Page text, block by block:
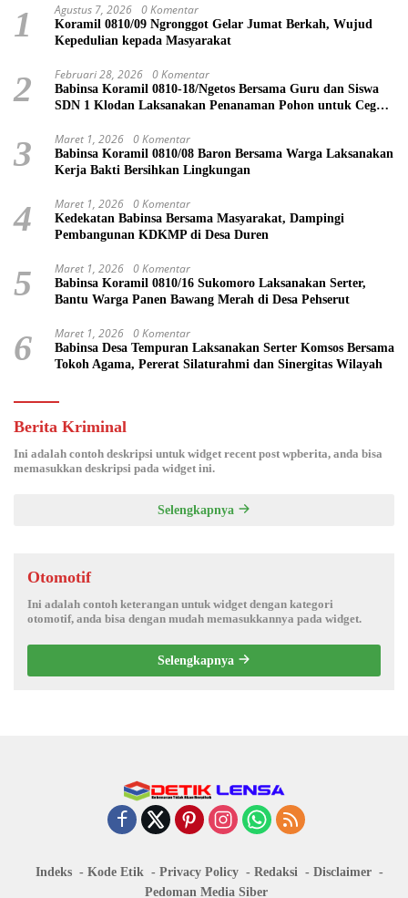
1 Agustus 7, 2026 0 Komentar
Koramil 0810/09 Ngronggot Gelar Jumat Berkah, Wujud
Kepedulian kepada Masyarakat
2 Februari 28, 2026 0 Komentar
Babinsa Koramil 0810-18/Ngetos Bersama Guru dan Siswa
SDN 1 Klodan Laksanakan Penanaman Pohon untuk Cegah
3 Maret 1, 2026 0 Komentar
Babinsa Koramil 0810/08 Baron Bersama Warga Laksanakan
Kerja Bakti Bersihkan Lingkungan
4 Maret 1, 2026 0 Komentar
Kedekatan Babinsa Bersama Masyarakat, Dampingi
Pembangunan KDKMP di Desa Duren
5 Maret 1, 2026 0 Komentar
Babinsa Koramil 0810/16 Sukomoro Laksanakan Serter,
Bantu Warga Panen Bawang Merah di Desa Pehserut
6 Maret 1, 2026 0 Komentar
Babinsa Desa Tempuran Laksanakan Serter Komsos Bersama
Tokoh Agama, Pererat Silaturahmi dan Sinergitas Wilayah
Berita Kriminal
Ini adalah contoh deskripsi untuk widget recent post wpberita, anda bisa
memasukkan deskripsi pada widget ini.
Selengkapnya
Otomotif
Ini adalah contoh keterangan untuk widget dengan kategori
otomotif, anda bisa dengan mudah memasukkannya pada widget.
Selengkapnya
Indeks Kode Etik Privacy Policy Redaksi
Disclaimer
Pedoman Media Siber